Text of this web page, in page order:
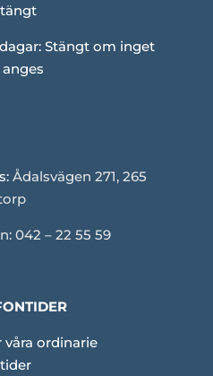
Stängt om inget
Ådalsvägen 271, 265
042 – 22 55 59
våra ordinarie